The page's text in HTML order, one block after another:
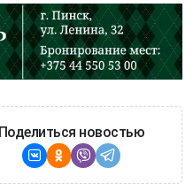
Поделиться новостью